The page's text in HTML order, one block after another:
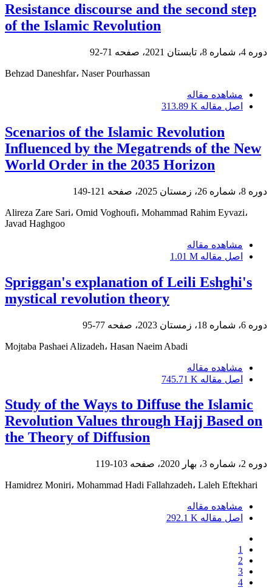
Resistance discourse and the second step
of the Islamic Revolution
دوره 4، شماره 8، تابستان 2021، صفحه 71-92
Behzad Daneshfar، Naser Pourhassan
مشاهده مقاله
اصل مقاله 313.89 K
Scenarios of the Islamic Revolution
Influenced by the Megatrends of the New
World Order in the 2035 Horizon
دوره 8، شماره 26، زمستان 2025، صفحه 121-149
Alireza Zare Sari، Omid Voghoufi، Mohammad Rahim Eyvazi،
Javad Haghgoo
مشاهده مقاله
اصل مقاله 1.01 M
Spriggan's explanation of Leili Eshghi's
mystical revolution theory
دوره 6، شماره 18، زمستان 2023، صفحه 77-95
Mojtaba Pashaei Alizadeh، Hasan Naeim Abadi
مشاهده مقاله
اصل مقاله 745.71 K
Study of the Ways to Diffuse the Islamic
Revolution Values through Hajj Based on
the Theory of Diffusion
دوره 2، شماره 3، بهار 2020، صفحه 103-119
Hamidrez Moniri، Mohammad Hadi Fallahzadeh، Laleh Eftekhari
مشاهده مقاله
اصل مقاله 292.1 K
1
2
3
4